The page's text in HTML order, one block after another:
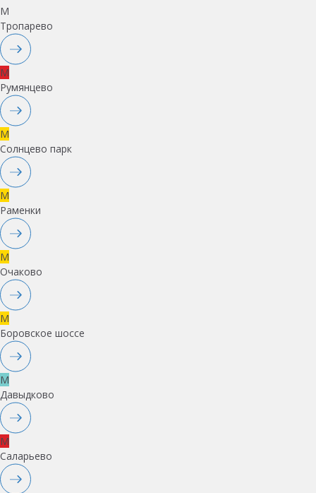
M
Тропарево
M
Румянцево
M
Солнцево парк
M
Раменки
M
Очаково
M
Боровское шоссе
M
Давыдково
M
Саларьево